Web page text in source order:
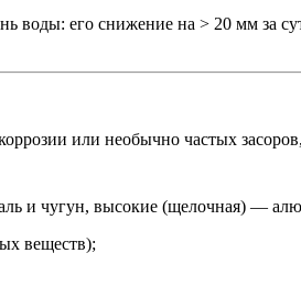
воды: его снижение на > 20 мм за
коррозии или необычно частых
и чугун, высокие (щелочная) —
веществ);